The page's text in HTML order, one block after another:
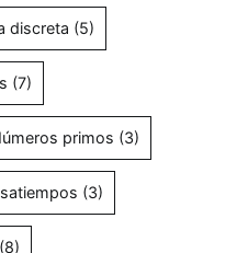
discreta (5)
(7)
primos (3)
(3)
(8)